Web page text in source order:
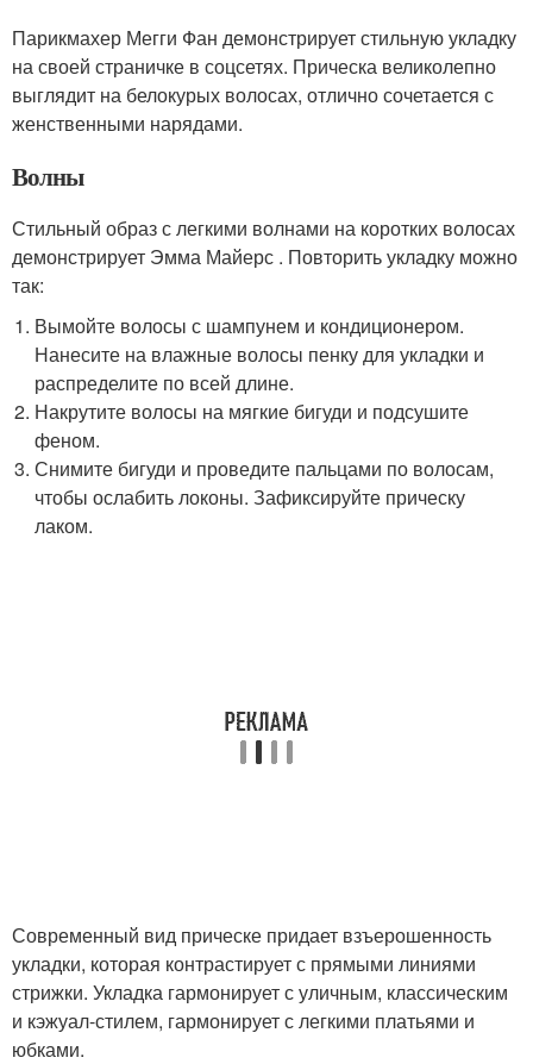
Парикмахер Мегги Фан демонстрирует стильную укладку
на своей страничке в соцсетях. Прическа великолепно
выглядит на белокурых волосах, отлично сочетается с
женственными нарядами.
Волны
Стильный образ с легкими волнами на коротких волосах
демонстрирует Эмма Майерс . Повторить укладку можно
так:
Вымойте волосы с шампунем и кондиционером.
Нанесите на влажные волосы пенку для укладки и
распределите по всей длине.
Накрутите волосы на мягкие бигуди и подсушите
феном.
Снимите бигуди и проведите пальцами по волосам,
чтобы ослабить локоны. Зафиксируйте прическу
лаком.
Современный вид прическе придает взъерошенность
укладки, которая контрастирует с прямыми линиями
стрижки. Укладка гармонирует с уличным, классическим
и кэжуал-стилем, гармонирует с легкими платьями и
юбками.